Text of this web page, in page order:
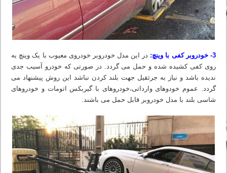
3- خودروبر کفی با وینچ:
در این مدل خودروبر خودروی معیوب با یک وینچ به
روی کفی کشیده شده و حمل می گردد. در صورتی که خودرو آسیب جدی
ندیده باشد و نیاز به جرثقیل جهت بلند کردن نباشد این روش پیشنهاد می
گردد. عموم خودوهای وارداتی،خودروهای با گیربکس اتومات و خودروهای
شاسی بلند با مدل خودروبر قابل حمل می باشند.